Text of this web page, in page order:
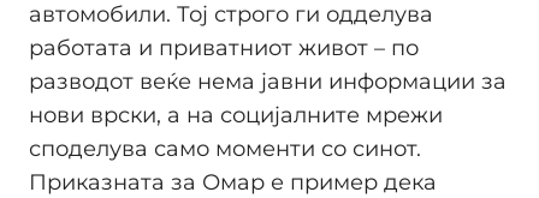
автомобили. Тој строго ги одделува
работата и приватниот живот – по
разводот веќе нема јавни информации за
нови врски, а на социјалните мрежи
споделува само моменти со синот.
Приказната за Омар е пример дека